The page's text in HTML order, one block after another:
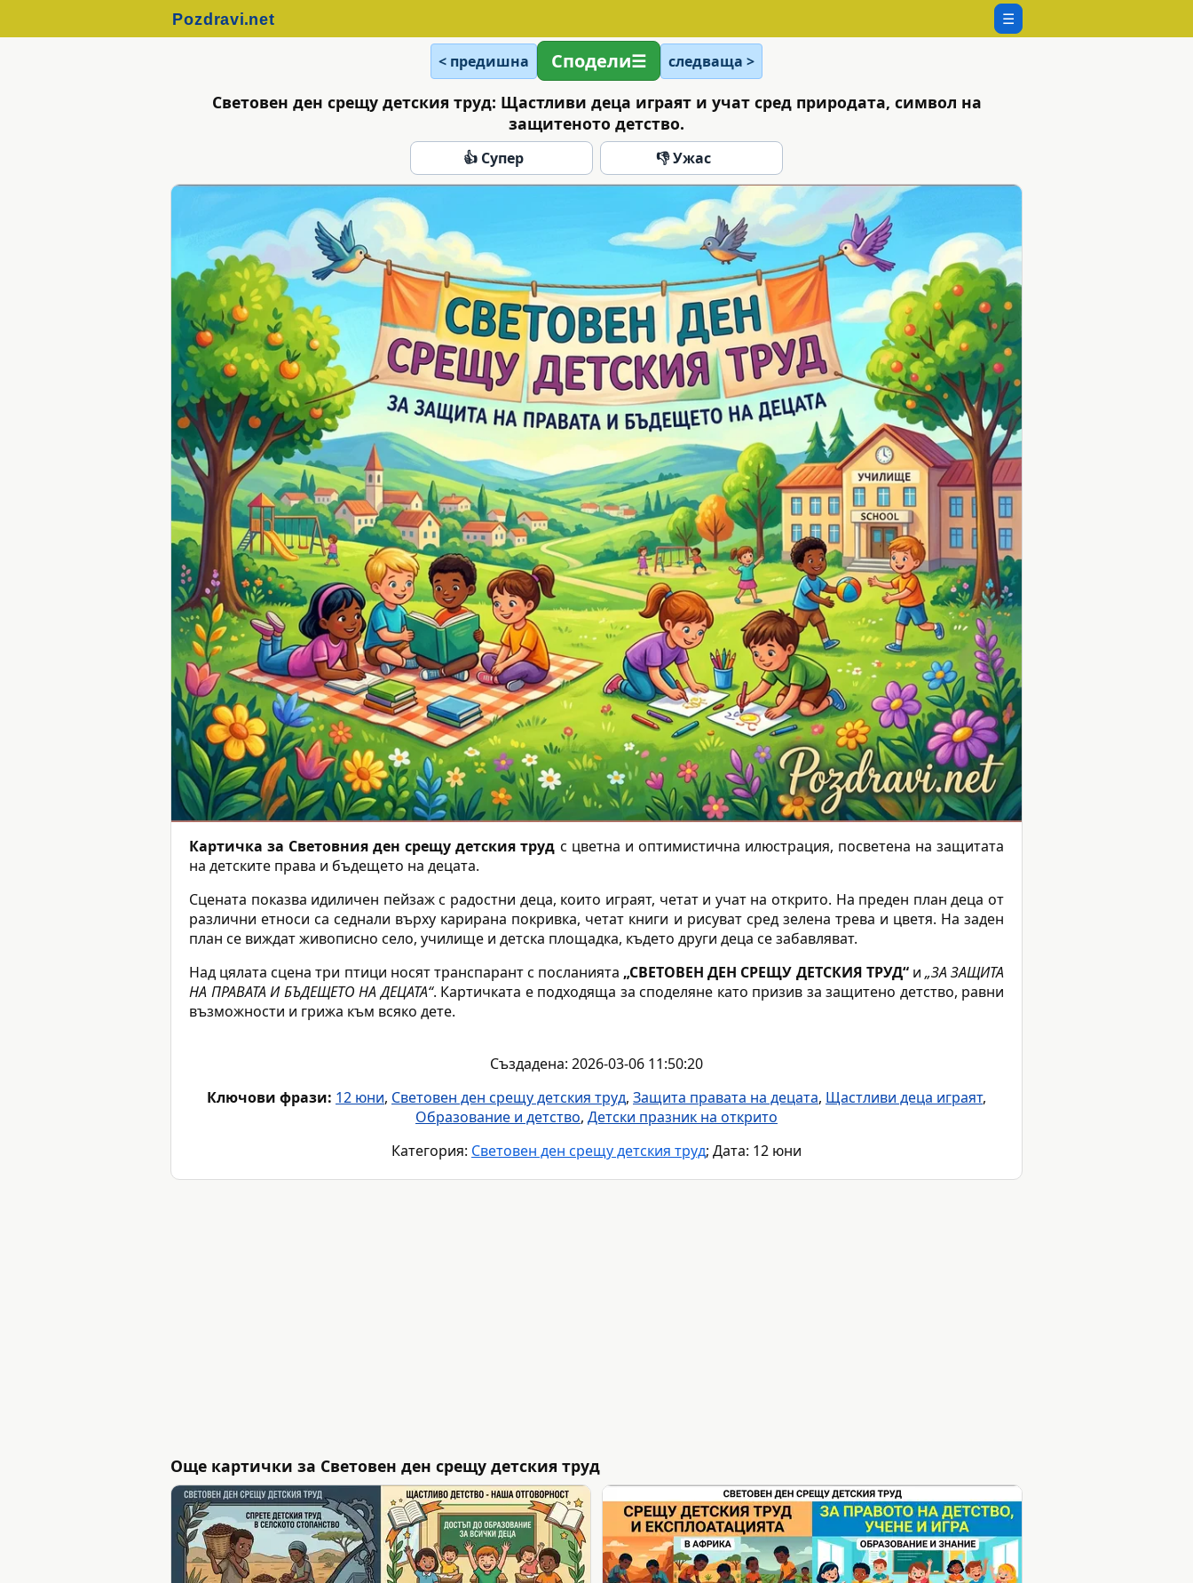
☰
< предишна Сподели следваща >
Световен ден срещу детския труд: Щастливи деца играят и учат сред природата, символ на
защитеното детство.
👍 Супер 👎 Ужас
Картичка за Световния ден срещу детския труд с цветна и оптимистична илюстрация, посветена на защитата
на детските права и бъдещето на децата.
Сцената показва идиличен пейзаж с радостни деца, които играят, четат и учат на открито. На преден план деца от
различни етноси са седнали върху карирана покривка, четат книги и рисуват сред зелена трева и цветя. На заден
план се виждат живописно село, училище и детска площадка, където други деца се забавляват.
Над цялата сцена три птици носят транспарант с посланията „СВЕТОВЕН ДЕН СРЕЩУ ДЕТСКИЯ ТРУД“и „ЗА ЗАЩИТА
НА ПРАВАТА И БЪДЕЩЕТО НА ДЕЦАТА“. Картичката е подходяща за споделяне като призив за защитено детство, равни
възможности и грижа към всяко дете.
Създадена: 2026-03-06 11:50:20
Ключови фрази: 12 юни, Световен ден срещу детския труд, Защита правата на децата, Щастливи деца играят,
Образование и детство, Детски празник на открито
Категория: Световен ден срещу детския труд; Дата: 12 юни
Още картички за Световен ден срещу детския труд